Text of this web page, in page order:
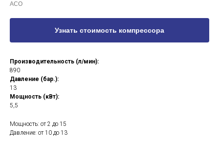
ACO
Узнать стоимость компрессора
Производительность (л/мин):
890
Давление (бар.):
13
Мощность (кВт):
5,5
Мощность: от 2 до 15
Давление: от 10 до 13